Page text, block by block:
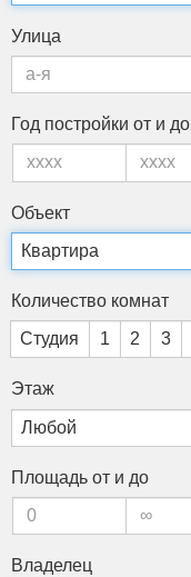
Ули­ца
Год пос­трой­ки от и до
Объ­ект
Ко­личес­тво ком­нат
Студия 1 2 3
Этаж
Пло­щадь от и до
Вла­делец